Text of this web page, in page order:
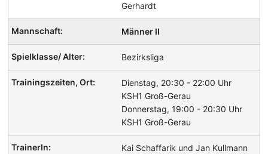
Gerhardt
Männer II
Bezirksliga
Dienstag, 20:30 - 22:00 Uhr
KSH1 Groß-Gerau
Donnerstag, 19:00 - 20:30 Uhr
KSH1 Groß-Gerau
Kai Schaffarik und Jan Kullmann